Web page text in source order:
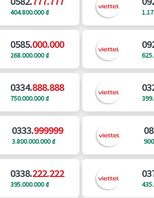
404.800.000 ₫
0585.000.000
268.000.000 ₫
0334.888.888
750.000.000 ₫
0333.999999
3.800.000.000 ₫
0338.222.222
395.000.000 ₫